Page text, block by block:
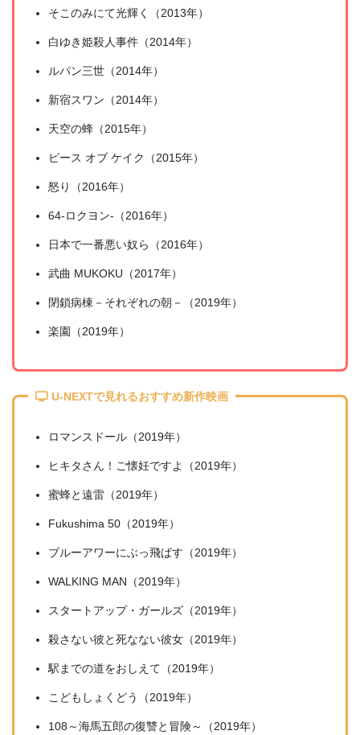
＼＼31日間無料!!お試し解約もOK／／
今すぐ無料でU-NEXTで見る
そこのみにて光輝く（2013年）
白ゆき姫殺人事件（2014年）
ルパン三世（2014年）
新宿スワン（2014年）
天空の蜂（2015年）
ピース オブ ケイク（2015年）
怒り（2016年）
64-ロクヨン-（2016年）
日本で一番悪い奴ら（2016年）
武曲 MUKOKU（2017年）
閉鎖病棟－それぞれの朝－（2019年）
楽園（2019年）
U-NEXTで見れるおすすめ新作映画
ロマンスドール（2019年）
ヒキタさん！ご懐妊ですよ（2019年）
蜜蜂と遠雷（2019年）
Fukushima 50（2019年）
ブルーアワーにぶっ飛ばす（2019年）
WALKING MAN（2019年）
スタートアップ・ガールズ（2019年）
殺さない彼と死なない彼女（2019年）
駅までの道をおしえて（2019年）
こどもしょくどう（2019年）
108～海馬五郎の復讐と冒険～（2019年）